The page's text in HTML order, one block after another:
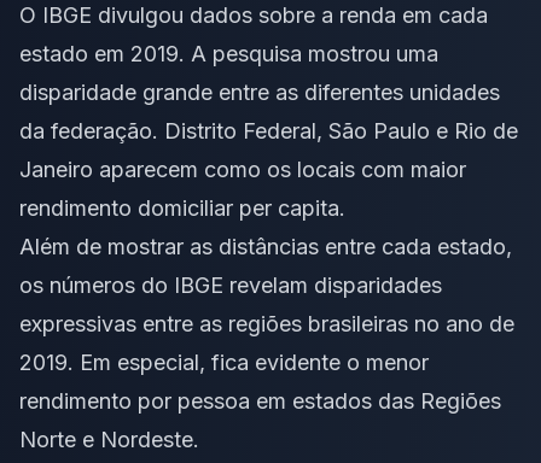
O IBGE divulgou dados sobre a renda em cada
estado em 2019. A pesquisa mostrou uma
disparidade grande entre as diferentes unidades
da federação. Distrito Federal, São Paulo e Rio de
Janeiro aparecem como os locais com maior
rendimento domiciliar per capita.
Além de mostrar as distâncias entre cada estado,
os números do IBGE revelam disparidades
expressivas entre as regiões brasileiras no ano de
2019. Em especial, fica evidente o menor
rendimento por pessoa em estados das Regiões
Norte e Nordeste.